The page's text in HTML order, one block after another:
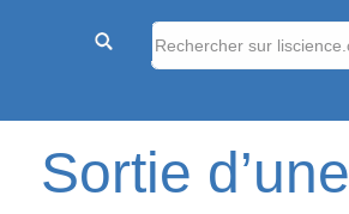
Sortie d’une